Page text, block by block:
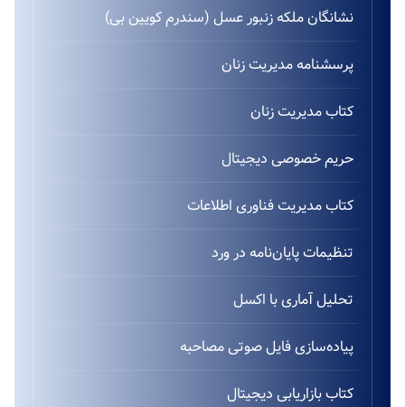
نشانگان ملکه زنبور عسل (سندرم کویین بی)
پرسشنامه مدیریت زنان
کتاب مدیریت زنان
حریم خصوصی دیجیتال
کتاب مدیریت فناوری اطلاعات
تنظیمات پایان‌نامه در ورد
تحلیل آماری با اکسل
پیاده‌سازی فایل صوتی مصاحبه
کتاب بازاریابی دیجیتال